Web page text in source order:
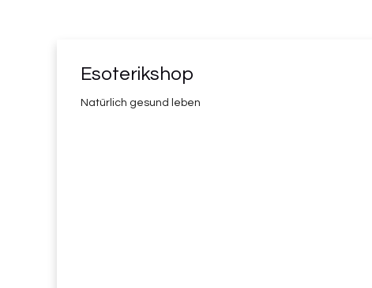
Esoterikshop
Natürlich gesund leben